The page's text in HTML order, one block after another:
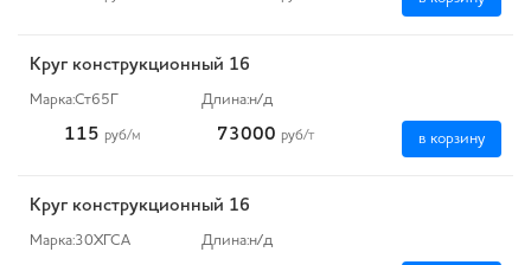
Круг конструкционный 16
Марка:Ст65Г Длина:н/д
115 руб/м 73000 руб/т в корзину
Круг конструкционный 16
Марка:30ХГСА Длина:н/д